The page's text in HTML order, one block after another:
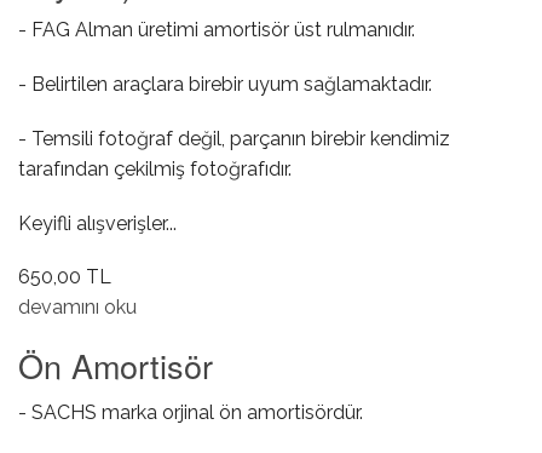
- FAG Alman üretimi amortisör üst rulmanıdır.
- Belirtilen araçlara birebir uyum sağlamaktadır.
- Temsili fotoğraf değil, parçanın birebir kendimiz
tarafından çekilmiş fotoğrafıdır.
Keyifli alışverişler...
650,00 TL
Ön Amortisör Üst Rulmanı ( Bilyası ) hakkında
devamını oku
Ön Amortisör
- SACHS marka orjinal ön amortisördür.